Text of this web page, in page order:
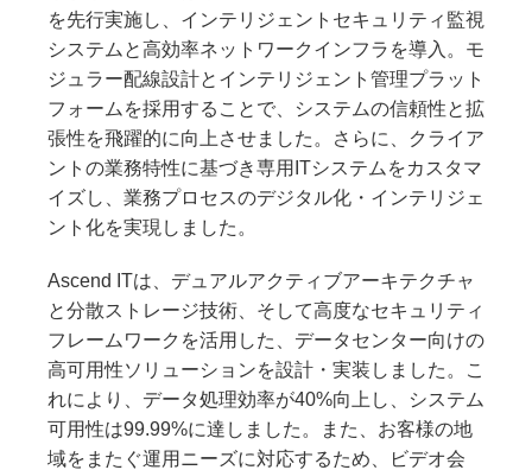
を先行実施し、インテリジェントセキュリティ監視
システムと高効率ネットワークインフラを導入。モ
ジュラー配線設計とインテリジェント管理プラット
フォームを採用することで、システムの信頼性と拡
張性を飛躍的に向上させました。さらに、クライア
ントの業務特性に基づき専用ITシステムをカスタマ
イズし、業務プロセスのデジタル化・インテリジェ
ント化を実現しました。
Ascend ITは、デュアルアクティブアーキテクチャ
と分散ストレージ技術、そして高度なセキュリティ
フレームワークを活用した、データセンター向けの
高可用性ソリューションを設計・実装しました。こ
れにより、データ処理効率が40%向上し、システム
可用性は99.99%に達しました。また、お客様の地
域をまたぐ運用ニーズに対応するため、ビデオ会